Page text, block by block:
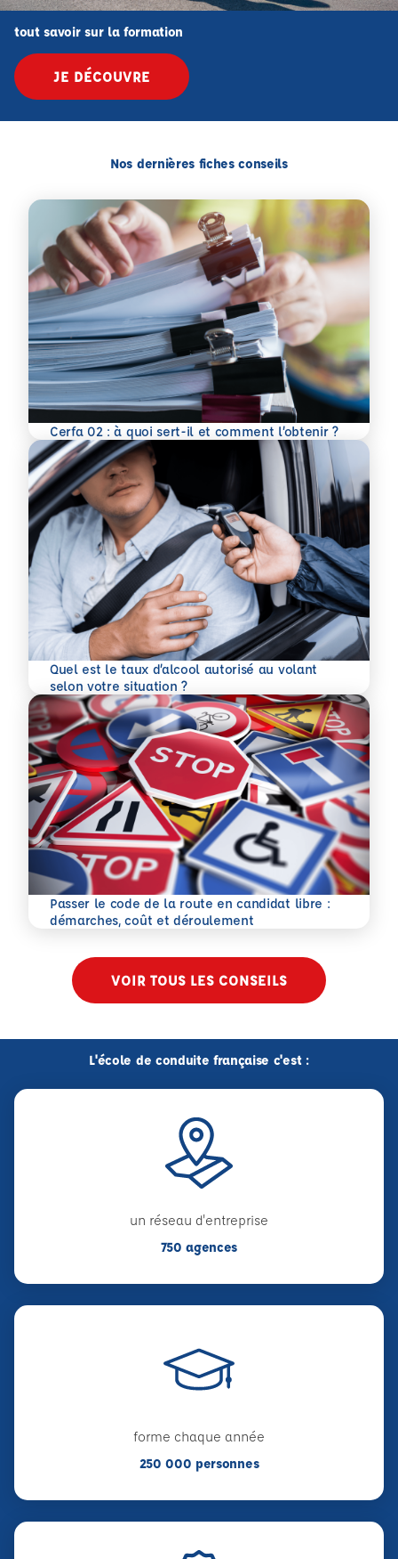
tout savoir sur la formation
JE DÉCOUVRE
Nos dernières fiches conseils
Cerfa 02 : à quoi sert-il et comment l’obtenir ?
En savoir plus
Quel est le taux d’alcool autorisé au volant
selon votre situation ?
En savoir plus
Passer le code de la route en candidat libre :
démarches, coût et déroulement
En savoir plus
VOIR TOUS LES CONSEILS
L'école de conduite française c'est :
un réseau d'entreprise
750 agences
forme chaque année
250 000 personnes